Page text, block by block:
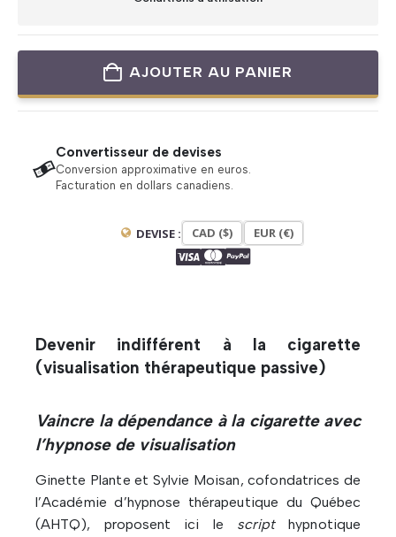
AJOUTER AU PANIER
Convertisseur de devises
Conversion approximative en euros.
Facturation en dollars canadiens.
DEVISE : CAD ($) EUR (€)
Devenir indifférent à la cigarette
(visualisation thérapeutique passive)
Vaincre la dépendance à la cigarette avec
l’hypnose de visualisation
Ginette Plante et Sylvie Moisan, cofondatrices de
l’Académie d’hypnose thérapeutique du Québec
(AHTQ), proposent ici le scripthypnotique